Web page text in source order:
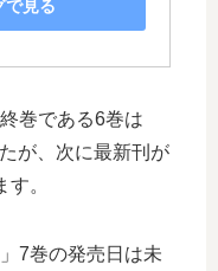
で見る
巻である6巻は
が、次に最新刊が
。
7巻の発売日は未